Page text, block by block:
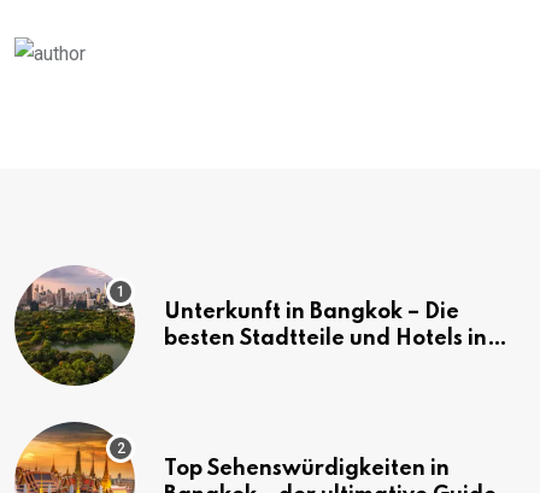
Unterkunft in Bangkok – Die
besten Stadtteile und Hotels in
Top Sehenswürdigkeiten in